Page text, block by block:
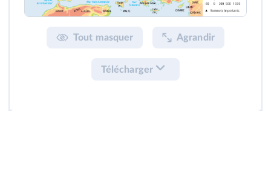
Tout masquer Agrandir
Télécharger